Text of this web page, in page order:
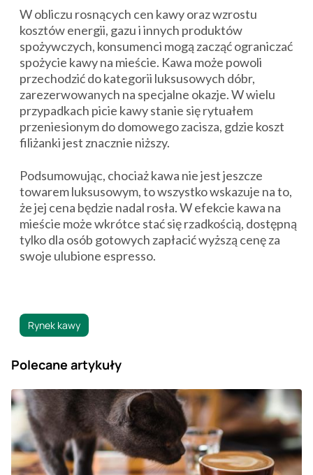
W obliczu rosnących cen kawy oraz wzrostu
kosztów energii, gazu i innych produktów
spożywczych, konsumenci mogą zacząć ograniczać
spożycie kawy na mieście. Kawa może powoli
przechodzić do kategorii luksusowych dóbr,
zarezerwowanych na specjalne okazje. W wielu
przypadkach picie kawy stanie się rytuałem
przeniesionym do domowego zacisza, gdzie koszt
filiżanki jest znacznie niższy.
Podsumowując, chociaż kawa nie jest jeszcze
towarem luksusowym, to wszystko wskazuje na to,
że jej cena będzie nadal rosła. W efekcie kawa na
mieście może wkrótce stać się rzadkością, dostępną
tylko dla osób gotowych zapłacić wyższą cenę za
swoje ulubione espresso.
Rynek kawy
Polecane artykuły